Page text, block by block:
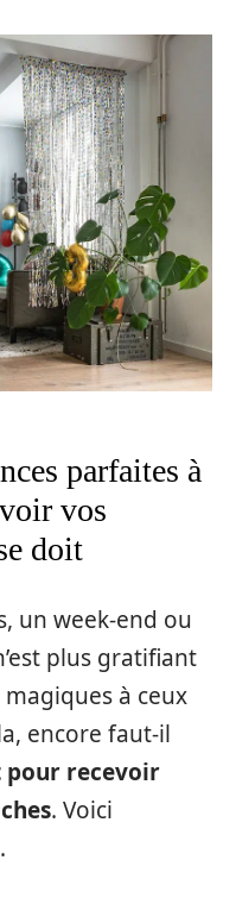
parfaites à
vos
doit
un week-end ou
plus gratifiant
à ceux
encore faut-il
pour recevoir
. Voici